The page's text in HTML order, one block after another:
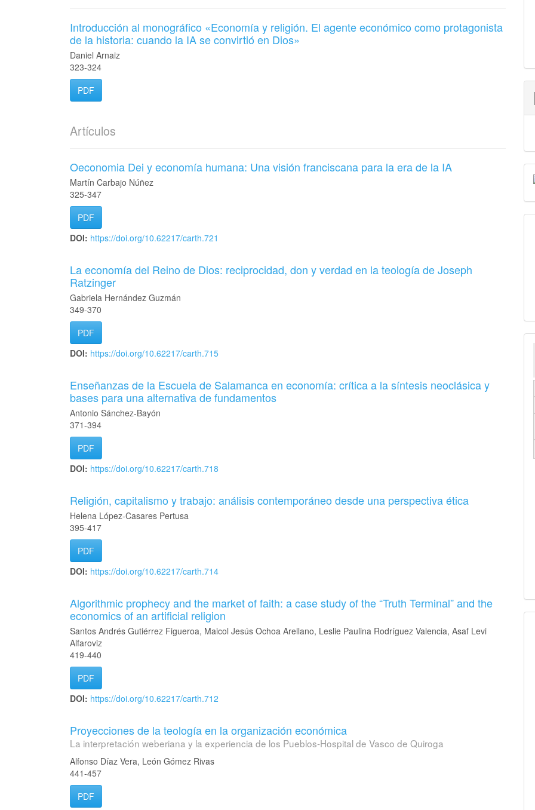
Introducción al monográfico «Economía y religión. El agente económico como protagonista
de la historia: cuando la IA se convirtió en Dios»
Daniel Arnaiz
323-324
PDF
Artículos
Oeconomia Dei y economía humana: Una visión franciscana para la era de la IA
Martín Carbajo Núñez
325-347
PDF
DOI: https://doi.org/10.62217/carth.721
La economía del Reino de Dios: reciprocidad, don y verdad en la teología de Joseph
Ratzinger
Gabriela Hernández Guzmán
349-370
PDF
DOI: https://doi.org/10.62217/carth.715
Enseñanzas de la Escuela de Salamanca en economía: crítica a la síntesis neoclásica y
bases para una alternativa de fundamentos
Antonio Sánchez-Bayón
371-394
PDF
DOI: https://doi.org/10.62217/carth.718
Religión, capitalismo y trabajo: análisis contemporáneo desde una perspectiva ética
Helena López-Casares Pertusa
395-417
PDF
DOI: https://doi.org/10.62217/carth.714
Algorithmic prophecy and the market of faith: a case study of the “Truth Terminal” and the
economics of an artificial religion
Santos Andrés Gutiérrez Figueroa, Maicol Jesús Ochoa Arellano, Leslie Paulina Rodríguez Valencia, Asaf Levi
Alfaroviz
419-440
PDF
DOI: https://doi.org/10.62217/carth.712
Proyecciones de la teología en la organización económica
La interpretación weberiana y la experiencia de los Pueblos-Hospital de Vasco de Quiroga
Alfonso Díaz Vera, León Gómez Rivas
441-457
PDF